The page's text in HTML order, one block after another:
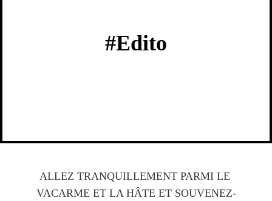
#Edito
ALLEZ TRANQUILLEMENT PARMI LE
VACARME ET LA HÂTE ET SOUVENEZ-